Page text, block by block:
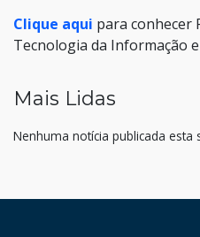
Clique aqui para conhecer
Tecnologia da Informação
Mais Lidas
Nenhuma notícia publicada esta